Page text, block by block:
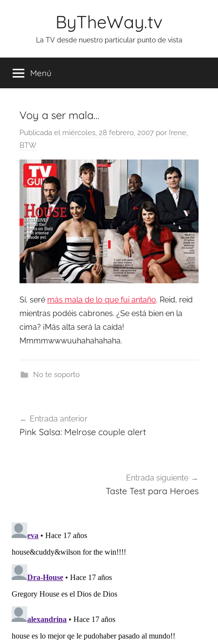
ByTheWay.tv
La TV desde nuestro particular punto de vista
Menú
Voy a ser mala…
Publicada el miércoles, 28 febrero, 2007 por Irene,
BTW
Sí, seré más mala de lo que fui antaño. Reid, reid
mientras podéis cabrones. ¿Se está bien en la
cima? ¡Más alta será la caída!
Mmmmwwwuuhahahahaha.
No te soporto
de
Entrada anterior
Pink Salsa: Melrose couple alert
Entrada siguiente
Taste Test para Heroes